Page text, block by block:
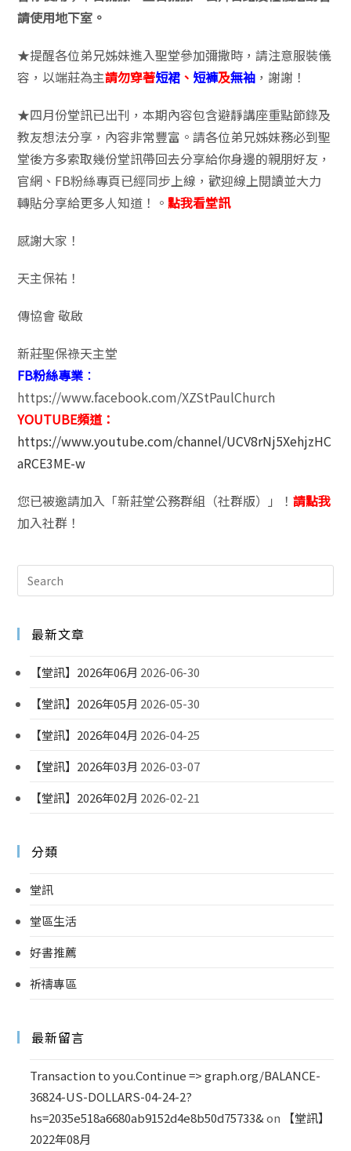
請使用地下室。
★提醒各位弟兄姊妹進入聖堂參加彌撒時，請注意服裝儀
容，以端莊為主請勿穿著短裙 、 短褲及無袖 ，謝謝！
★四月份堂訊已出刊，本期內容包含避靜講座重點節錄及
教友想法分享，內容非常豐富。請各位弟兄姊妹務必到聖
堂後方多索取幾份堂訊帶回去分享給你身邊的親朋好友，
官網、FB粉絲專頁已經同步上線，歡迎線上閱讀並大力
轉貼分享給更多人知道！。點我看堂訊
感謝大家！
天主保祐！
傳協會 敬啟
新莊聖保祿天主堂
FB粉絲專業 ：
https://www.facebook.com/XZStPaulChurch
YOUTUBE頻道：
https://www.youtube.com/channel/UCV8rNj5XehjzHC
aRCE3ME-w
您已被邀請加入「新莊堂公務群組（社群版）」！請點我
加入社群！
最新文章
【堂訊】2026年06月 2026-06-30
【堂訊】2026年05月 2026-05-30
【堂訊】2026年04月 2026-04-25
【堂訊】2026年03月 2026-03-07
【堂訊】2026年02月 2026-02-21
分類
堂訊
堂區生活
好書推薦
祈禱專區
最新留言
Transaction to you.Continue => graph.org/BALANCE-
36824-US-DOLLARS-04-24-2?
hs=2035e518a6680ab9152d4e8b50d75733&on
【堂訊】
2022年08月